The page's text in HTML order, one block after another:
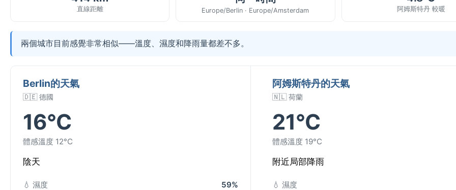
直線距離 Europe/Berlin · Europe/Amsterdam 阿姆斯特丹 較暖
兩個城市目前感覺非常相似——溫度、濕度和降雨量都差不多。
Berlin的天氣
🇩🇪 德國
16°C
體感溫度 12°C
陰天
💧 濕度 59%
阿姆斯特丹的天氣
🇳🇱 荷蘭
21°C
體感溫度 19°C
附近局部降雨
💧 濕度